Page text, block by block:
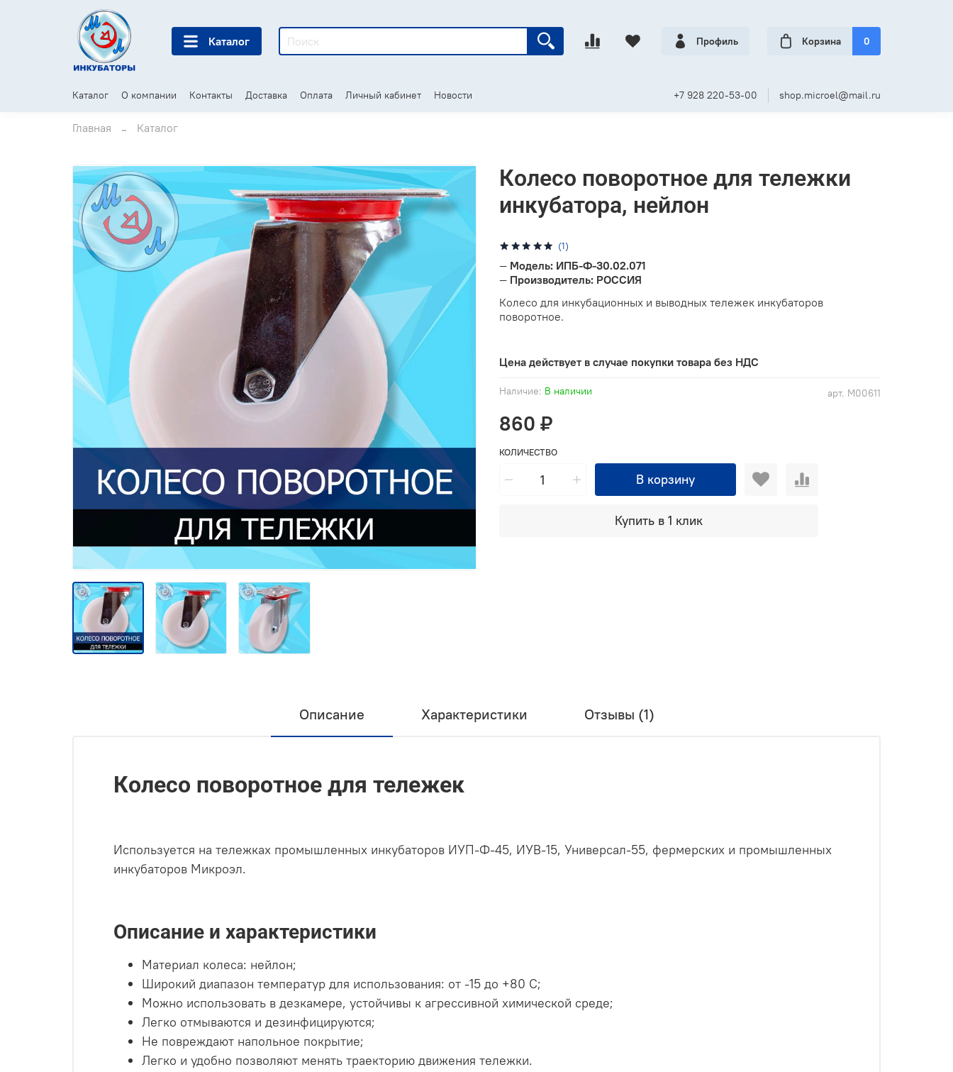
Каталог Профиль Корзина 0
Каталог О компании Контакты Доставка Оплата Личный кабинет Новости +7 928 220-53-00 shop.microel@mail.ru
Главная Каталог
(1)
арт. M00611
Наличие: В наличии
Колесо поворотное для тележки
инкубатора, нейлон
860 ₽
КОЛИЧЕСТВО
В корзину
Купить в 1 клик
— Модель: ИПБ-Ф-30.02.071
— Производитель: РОССИЯ
Колесо для инкубационных и выводных тележек инкубаторов
поворотное.
Цена действует в случае покупки товара без НДС
Описание Характеристики Отзывы (1)
Колесо поворотное для тележек
Используется на тележках промышленных инкубаторов ИУП-Ф-45, ИУВ-15, Универсал-55, фермерских и промышленных
инкубаторов Микроэл.
Описание и характеристики
Материал колеса: нейлон;
Широкий диапазон температур для использования: от -15 до +80 С;
Можно использовать в дезкамере, устойчивы к агрессивной химической среде;
Легко отмываются и дезинфицируются;
Не повреждают напольное покрытие;
Легко и удобно позволяют менять траекторию движения тележки.